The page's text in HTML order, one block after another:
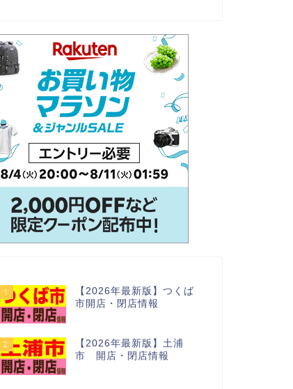
1
【2026年最新版】つくば
市開店・閉店情報
2
【2026年最新版】土浦
市 開店・閉店情報